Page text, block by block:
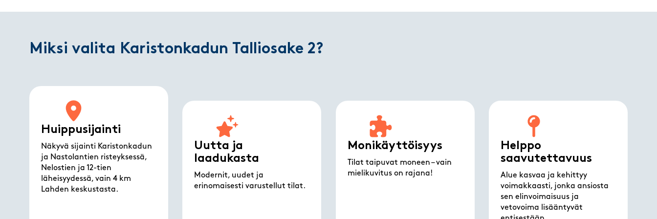
Miksi valita Karistonkadun Talliosake 2?
Huippusijainti
Näkyvä sijainti Karistonkadun
ja Nastolantien risteyksessä,
Nelostien ja 12-tien
läheisyydessä, vain 4 km
Lahden keskustasta.
Uutta ja
laadukasta
Modernit, uudet ja
erinomaisesti varustellut tilat.
Monikäyttöisyys
Tilat taipuvat moneen – vain
mielikuvitus on rajana!
Helppo
saavutettavuus
Alue kasvaa ja kehittyy
voimakkaasti, jonka ansiosta
sen elinvoimaisuus ja
vetovoima lisääntyvät